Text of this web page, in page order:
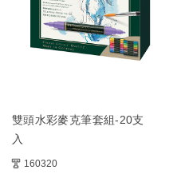
雙頭水彩麥克筆套組-20支
入
160320